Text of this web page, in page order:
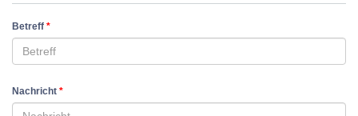
Betreff *
Nachricht *